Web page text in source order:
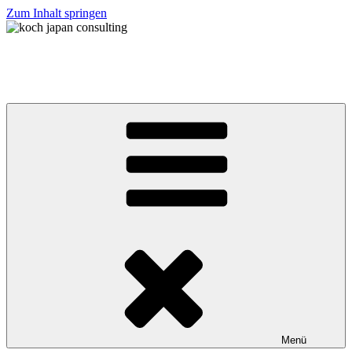
Zum Inhalt springen
Menü